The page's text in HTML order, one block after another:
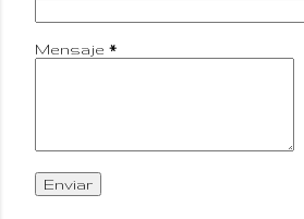
Mensaje *